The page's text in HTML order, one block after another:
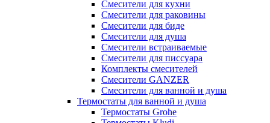
Смесители для кухни
Смесители для раковины
Смесители для биде
Смесители для душа
Смесители встраиваемые
Смесители для писсуара
Комплекты смесителей
Смесители GANZER
Смесители для ванной и душа
Термостаты для ванной и душа
Термостаты Grohe